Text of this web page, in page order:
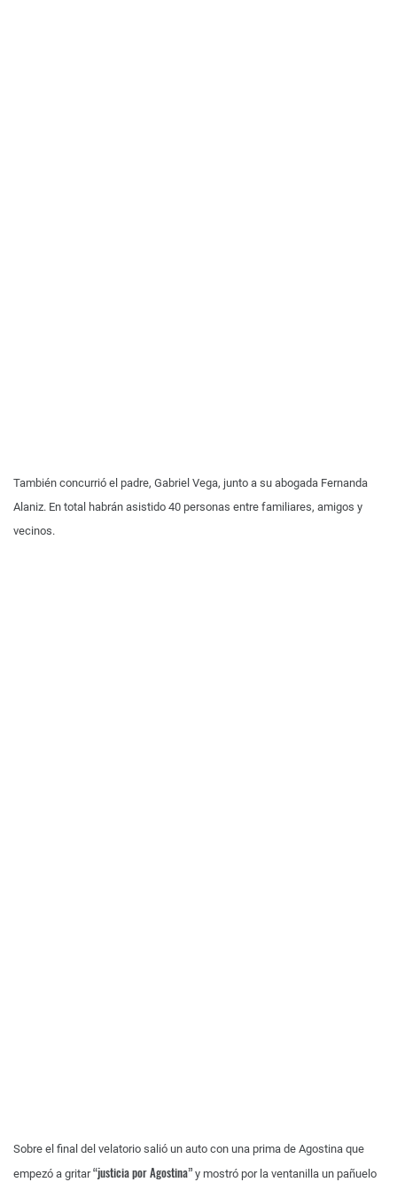
También concurrió el padre, Gabriel Vega, junto a su abogada Fernanda
Alaniz. En total habrán asistido 40 personas entre familiares, amigos y
vecinos.
Sobre el final del velatorio salió un auto con una prima de Agostina que
empezó a gritar“justicia por Agostina” y mostró por la ventanilla un pañuelo